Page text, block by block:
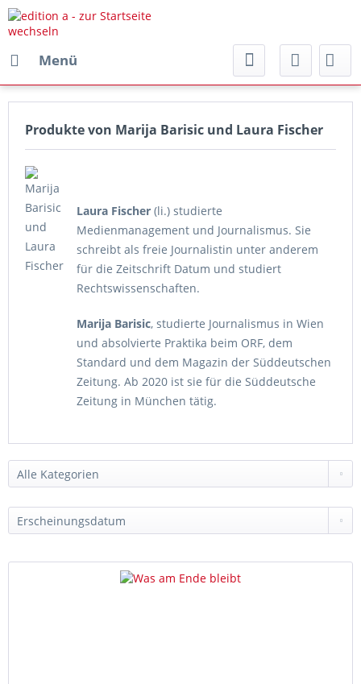
Menü
Produkte von Marija Barisic und Laura Fischer
Laura Fischer (li.) studierte
Medienmanagement und Journalismus. Sie
schreibt als freie Journalistin unter anderem
für die Zeitschrift Datum und studiert
Rechtswissenschaften.
Marija Barisic, studierte Journalismus in Wien
und absolvierte Praktika beim ORF, dem
Standard und dem Magazin der Süddeutschen
Zeitung. Ab 2020 ist sie für die Süddeutsche
Zeitung in München tätig.